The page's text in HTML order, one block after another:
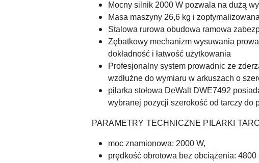
Mocny silnik 2000 W pozwala na dużą
Masa maszyny 26,6 kg i
Stalowa rurowa obudowa ramowa
Zębatkowy mechanizm wysuwania
dokładność i łatwość użytkowania
Profesjonalny system prowadnic ze
wzdłużne do wymiaru w arkuszach o
pilarka stołowa DeWalt DWE7492
wybranej pozycji szerokość od tarczy do
PARAMETRY TECHNICZNE PILARKI
moc znamionowa: 2000 W,
prędkość obrotowa bez obciążenia: 4800